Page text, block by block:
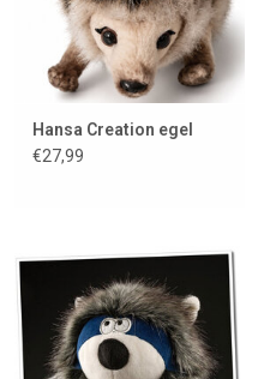
Hansa Creation egel
€27,99